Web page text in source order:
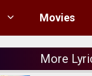
Movies
More